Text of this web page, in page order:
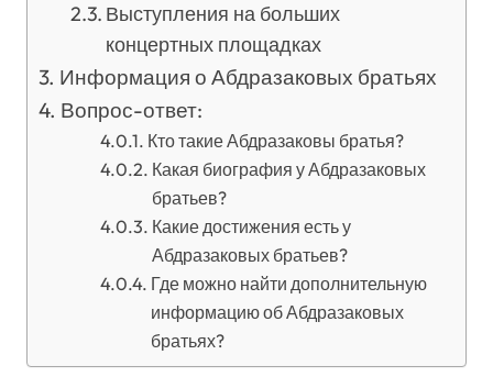
Выступления на больших
концертных площадках
Информация о Абдразаковых братьях
Вопрос-ответ:
Кто такие Абдразаковы братья?
Какая биография у Абдразаковых
братьев?
Какие достижения есть у
Абдразаковых братьев?
Где можно найти дополнительную
информацию об Абдразаковых
братьях?